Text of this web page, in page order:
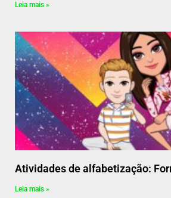
Leia mais »
Atividades de alfabetização:
Leia mais »